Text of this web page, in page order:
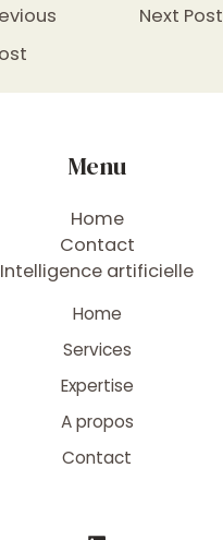
Next Post
Menu
Home
Contact
Intelligence artificielle
Home
Services
Expertise
A propos
Contact